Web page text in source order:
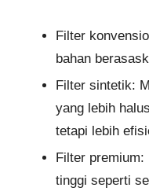
Filter
bahan
Filter sintetik:
yang lebih
tetapi lebih
Filter premium:
tinggi seperti